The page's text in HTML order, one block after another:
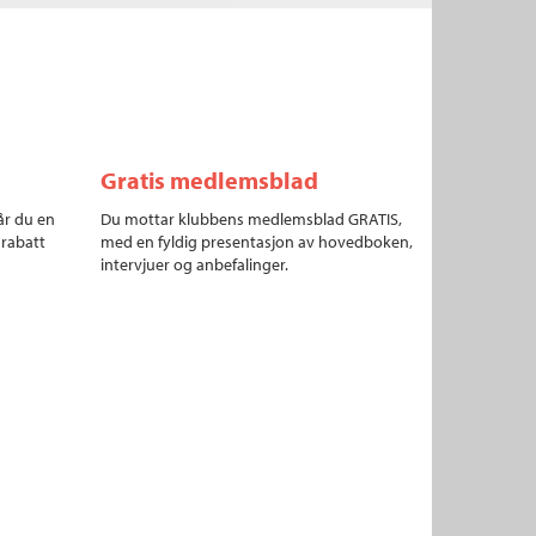
du en
Gratis medlemsblad
Du mottar klubbens medlemsblad GRATIS,
med en fyldig presentasjon av hovedboken,
intervjuer og anbefalinger.